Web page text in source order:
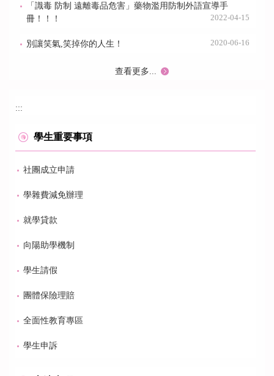
「識毒 防制 遠離毒品危害」藥物濫用防制外語宣導手
冊！！！
2022-04-15
別讓笑氣,笑掉你的人生！ 2020-06-16
查看更多...
:::
學生重要事項
社團成立申請
學雜費減免辦理
就學貸款
向陽助學機制
學生請假
團體保險理賠
全面性教育專區
學生申訴